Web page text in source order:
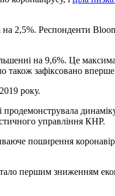
2,5%. Респонденти
на 9,6%. Це
також зафіксовано
року.
продемонструвала
управління КНР.
поширення
першим зниженням